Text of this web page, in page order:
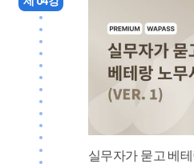
실무자가 묻고 베